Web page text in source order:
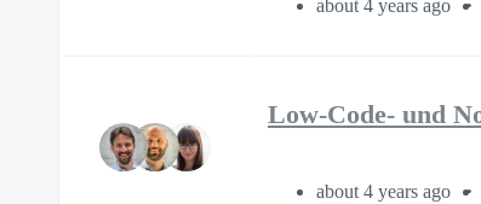
about 4 years ago
Low-Code- und
about 4 years ago